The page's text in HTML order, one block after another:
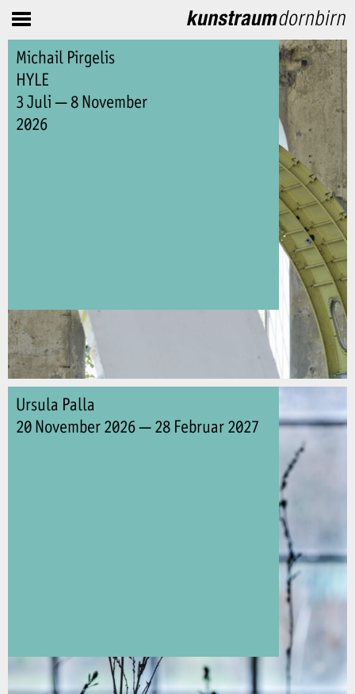
Michail Pirgelis
HYLE
3 Juli — 8 November
2026
Ursula Palla
20 November 2026 — 28 Februar 2027